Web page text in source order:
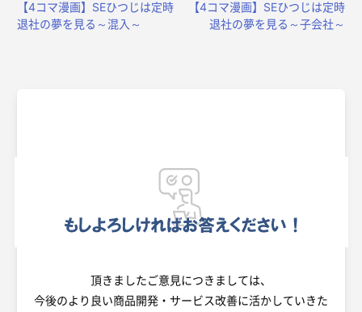
【4コマ漫画】SEひつじは定時
退社の夢を見る～混入～
【4コマ漫画】SEひつじは定時
退社の夢を見る～子会社～
頂きましたご意見につきましては、
今後のより良い商品開発・サービス改善に活かしていきた